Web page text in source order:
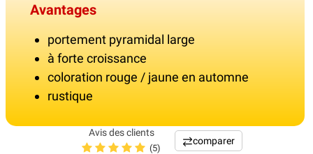
Avantages
portement pyramidal large
à forte croissance
coloration rouge / jaune en automne
rustique
Avis des clients
(5)
comparer